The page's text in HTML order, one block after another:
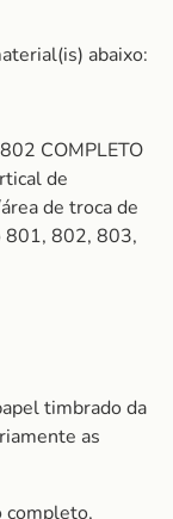
abaixo:
COMPLETO
de
de troca de
801, 802, 803,
timbrado da
as
completo,